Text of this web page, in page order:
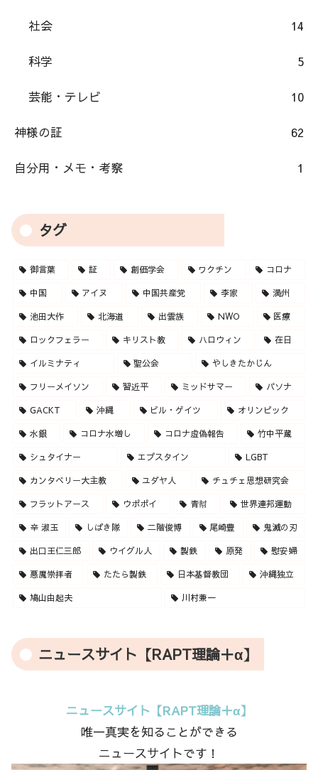
社会 14
科学 5
芸能・テレビ 10
神様の証 62
自分用・メモ・考察 1
タグ
御言葉 証 創価学会 ワクチン コロナ
中国 アイヌ 中国共産党 李家 満州
池田大作 北海道 出雲族 NWO 医療
ロックフェラー キリスト教 ハロウィン 在日
イルミナティ 聖公会 やしきたかじん
フリーメイソン 習近平 ミッドサマー パソナ
GACKT 沖縄 ビル・ゲイツ オリンピック
水銀 コロナ水増し コロナ虚偽報告 竹中平蔵
シュタイナー エプスタイン LGBT
カンタベリー大主教 ユダヤ人 チュチェ思想研究会
フラットアース ウポポイ 青幇 世界連邦運動
辛 淑玉 しばき隊 二階俊博 尾崎豊 鬼滅の刃
出口王仁三郎 ウイグル人 製鉄 原発 慰安婦
悪魔崇拝者 たたら製鉄 日本基督教団 沖縄独立
鳩山由起夫 川村兼一
ニュースサイト【RAPT理論＋α】
ニュースサイト【RAPT理論＋α】
唯一真実を知ることができる
ニュースサイトです！